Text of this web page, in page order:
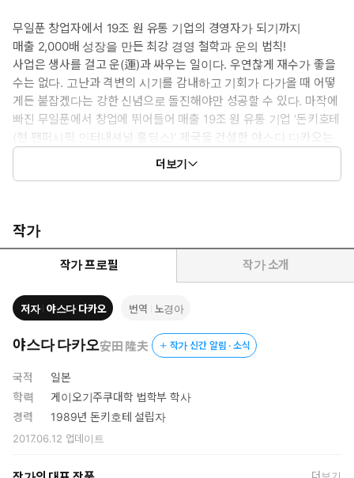
무일푼 창업자에서 19조 원 유통 기업의 경영자가 되기까지
매출 2,000배 성장을 만든 최강 경영 철학과 운의 법칙!
사업은 생사를 걸고 운(運)과 싸우는 일이다. 우연찮게 재수가 좋을
수는 없다. 고난과 격변의 시기를 감내하고 기회가 다가올 때 어떻
게든 붙잡겠다는 강한 신념으로 돌진해야만 성공할 수 있다. 마작에
빠진 무일푼에서 창업에 뛰어들어 매출 19조 원 유통 기업 ‘돈키호테
(현 팬퍼시픽 인터내셔널 홀딩스)’ 제국을 건설한 야스다 다카오는
오감을 총동원해 궁리한 사업 아이디어와 조직의 운을 철저히 통제
하는 경영 전략으로 사업을 대성공으로 이끌었다. 그는 경영 전선에
이 책은 운을 다루는 현실적 처세술과 냉혹한 비즈니스 세계를 휘어
잡는 최강의 경영법을 다룬다. 개인과 조직의 운을 대하는 거인의 통
찰부터 행운을 키우고 불운은 낮추는 삶의 공식, 운을 상승시키는 3
대 조건과 사례, 조직을 이끄는 리더가 명심해야 할 속경견수(速攻
堅守)·주어 전환·권한 이양과 같은 일의 태도, 단순한 승리가 아닌
압승으로 이끌 경영 철학까지 밀도 있게 다룬다. 또한 밑바닥 인생
에서 글로벌 초거대 기업의 회장이 된 저자가 수십 년의 고난과 실
패, 성공 끝에 집대성한 독특하고 독창적인 경영 지침서 『원류』의
원리를 더해 개인과 조직의 성장에 대한 가르침까지 전한다. 이 책
이 운이라는 벽에 부딪혀 인생의 방향을 잃고 고민하는 사람들에게
인생의 축을 세우고 원하는 삶으로 이끄는 불변의 인사이트를 건네
더보기
작가
작가 프로필 작가 소개
저자 야스다 다카오 번역 노경아
야스다 다카오安田 隆夫 작가 신간 알림 · 소식
국적
일본
학력
게이오기주쿠대학 법학부 학사
경력
1989년 돈키호테 설립자
2017.06.12 업데이트